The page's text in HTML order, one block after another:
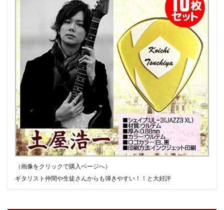
（画像をクリックで購入ページへ）
ギタリスト仲間や生徒さんからも弾きやすい！！と大好評